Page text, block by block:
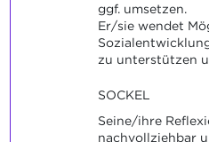
ggf. umsetzen.
Er/sie wendet
zu unterstützen
SOCKEL
Seine/ihre
nachvollziehbar